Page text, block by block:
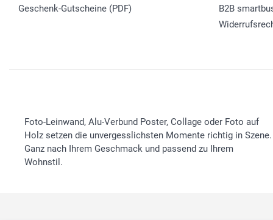
Geschenk-Gutscheine (PDF)
B2B
Foto-Leinwand, Alu-Verbund Poster, Collage oder Foto auf
Holz setzen die unvergesslichsten Momente richtig in Szene.
Ganz nach Ihrem Geschmack und passend zu Ihrem
Wohnstil.